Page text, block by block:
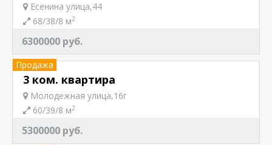
Есенина улица,44
68/38/8 м2
6300000 руб.
Продажа
3 ком. квартира
Молодежная улица,16г
60/39/8 м2
5300000 руб.